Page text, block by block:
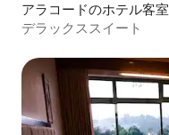
アラコードのホテル客室
デラックススイート